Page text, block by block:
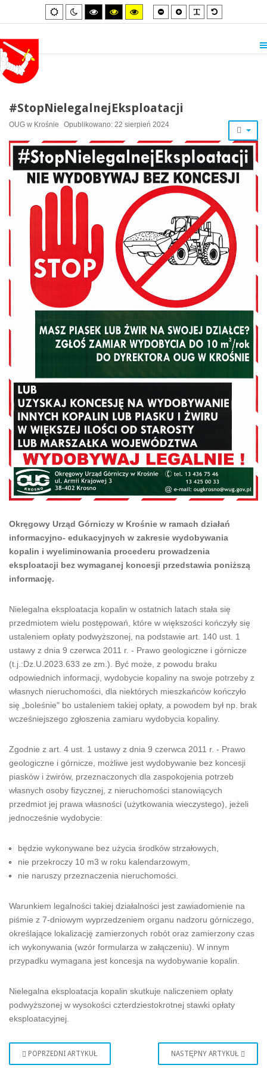
Default
mode
Night
mode
High
contrast
High
contrast
High
contrast
Smaller
font
Larger
font
Default
font
#StopNielegalnejEksploatacji
OUG w Krośnie Opublikowano: 22 sierpień 2024
Okręgowy Urząd Górniczy w Krośnie w ramach działań
informacyjno- edukacyjnych w zakresie wydobywania
kopalin i wyeliminowania procederu prowadzenia
eksploatacji bez wymaganej koncesji przedstawia poniższą
informację.
Nielegalna eksploatacja kopalin w ostatnich latach stała się
przedmiotem wielu postępowań, które w większości kończyły się
ustaleniem opłaty podwyższonej, na podstawie art. 140 ust. 1
ustawy z dnia 9 czerwca 2011 r. - Prawo geologiczne i górnicze
(t.j.:Dz.U.2023.633 ze zm.). Być może, z powodu braku
odpowiednich informacji, wydobycie kopaliny na swoje potrzeby z
własnych nieruchomości, dla niektórych mieszkańców kończyło
się „boleśnie" bo ustaleniem takiej opłaty, a powodem był np. brak
wcześniejszego zgłoszenia zamiaru wydobycia kopaliny.
Zgodnie z art. 4 ust. 1 ustawy z dnia 9 czerwca 2011 r. - Prawo
geologiczne i górnicze, możliwe jest wydobywanie bez koncesji
piasków i żwirów, przeznaczonych dla zaspokojenia potrzeb
własnych osoby fizycznej, z nieruchomości stanowiących
przedmiot jej prawa własności (użytkowania wieczystego), jeżeli
jednocześnie wydobycie:
będzie wykonywane bez użycia środków strzałowych,
nie przekroczy 10 m3 w roku kalendarzowym,
nie naruszy przeznaczenia nieruchomości.
Warunkiem legalności takiej działalności jest zawiadomienie na
piśmie z 7-dniowym wyprzedzeniem organu nadzoru górniczego,
określające lokalizację zamierzonych robót oraz zamierzony czas
ich wykonywania (wzór formularza w załączeniu). W innym
przypadku wymagana jest koncesja na wydobywanie kopalin.
Nielegalna eksploatacja kopalin skutkuje naliczeniem opłaty
podwyższonej w wysokości czterdziestokrotnej stawki opłaty
eksploatacyjnej.
POPRZEDNI ARTYKUŁ NASTĘPNY ARTYKUŁ